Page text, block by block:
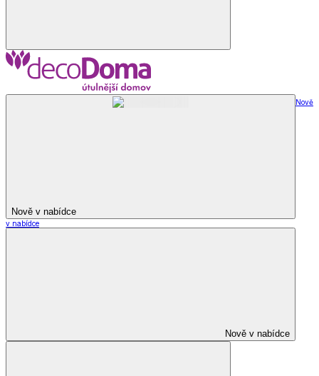
Nově v nabídce
Nově
v nabídce
Nově v nabídce